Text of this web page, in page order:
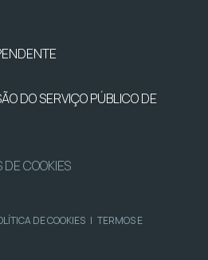
DO SERVIÇO PÚBLICO DE
COOKIES
DE COOKIES | TERMOS E